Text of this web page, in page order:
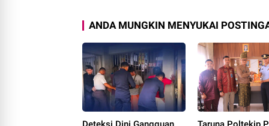
ANDA MUNGKIN MENYUKAI